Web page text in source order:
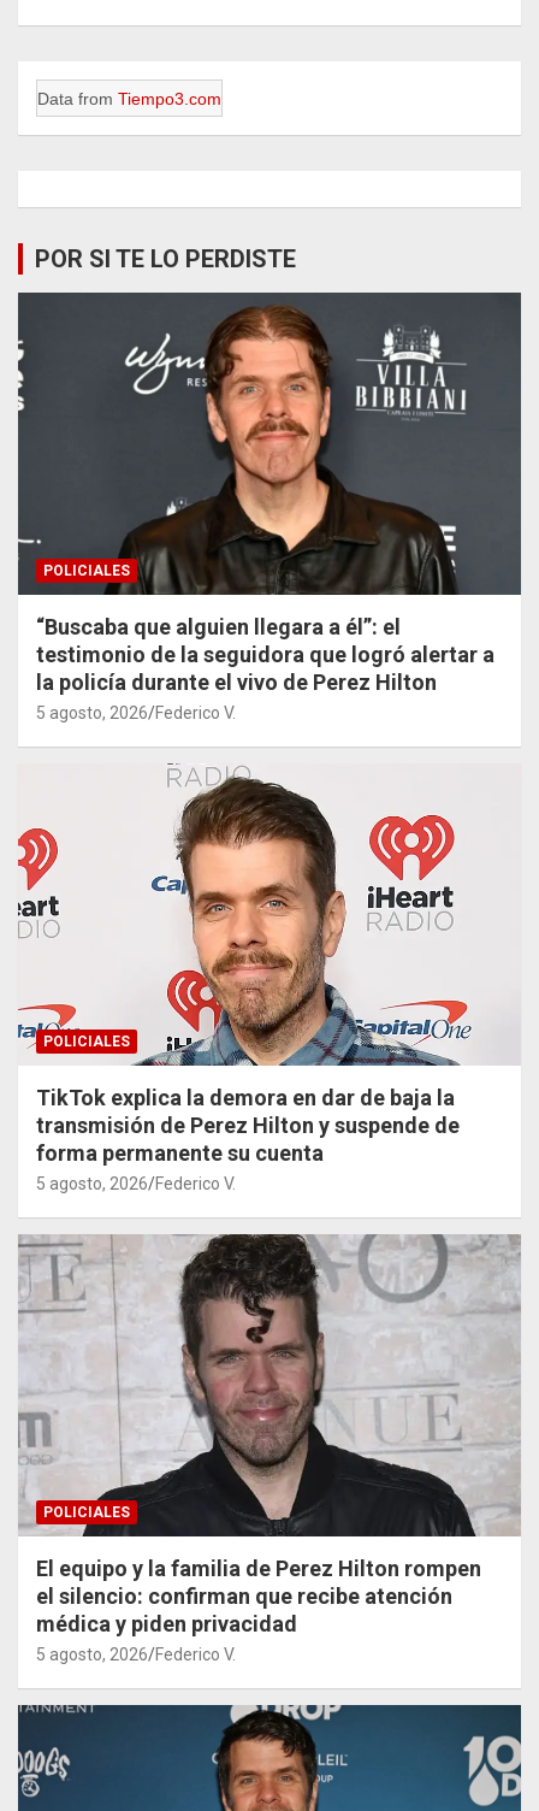
Data from Tiempo3.com
POR SI TE LO PERDISTE
POLICIALES
“Buscaba que alguien llegara a él”: el
testimonio de la seguidora que logró alertar a
la policía durante el vivo de Perez Hilton
5 agosto, 2026 Federico V.
POLICIALES
TikTok explica la demora en dar de baja la
transmisión de Perez Hilton y suspende de
forma permanente su cuenta
5 agosto, 2026 Federico V.
POLICIALES
El equipo y la familia de Perez Hilton rompen
el silencio: confirman que recibe atención
médica y piden privacidad
5 agosto, 2026 Federico V.